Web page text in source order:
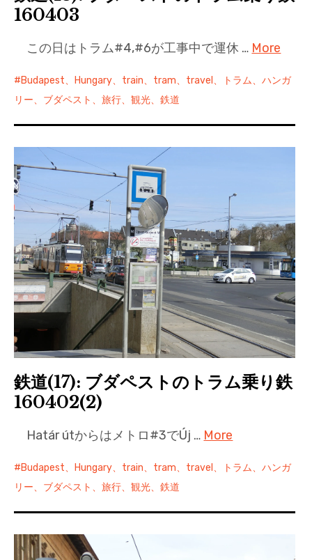
160403
この日はトラム#4,#6が工事中で運休 … More
Budapest、Hungary、train、tram、travel、トラム、ハンガ
リー、ブダペスト、旅行、観光、鉄道
鉄道(17): ブダペストのトラム乗り鉄
160402(2)
Határ útからはメトロ#3でÚj … More
Budapest、Hungary、train、tram、travel、トラム、ハンガ
リー、ブダペスト、旅行、観光、鉄道